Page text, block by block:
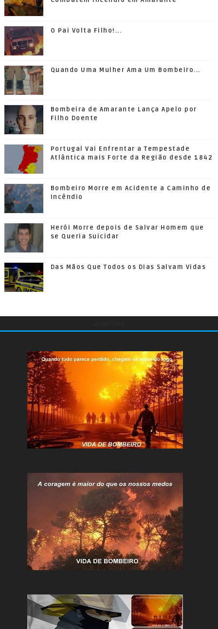
O Pai Volta Filho!...
Quando Uma Mulher Ama Um Bombeiro...
Bombeira de Amarante Lança Apelo por
Filho Doente
Portugal Vai Enfrentar a Tempestade
Atlântica mais Forte da Região desde 1842
Bombeiro Morre em Acidente a Caminho de
Incêndio
Herói Morre depois de Salvar Homem que
se Queria Suicidar
Das Mãos Que Todos os Dias Salvam Vidas